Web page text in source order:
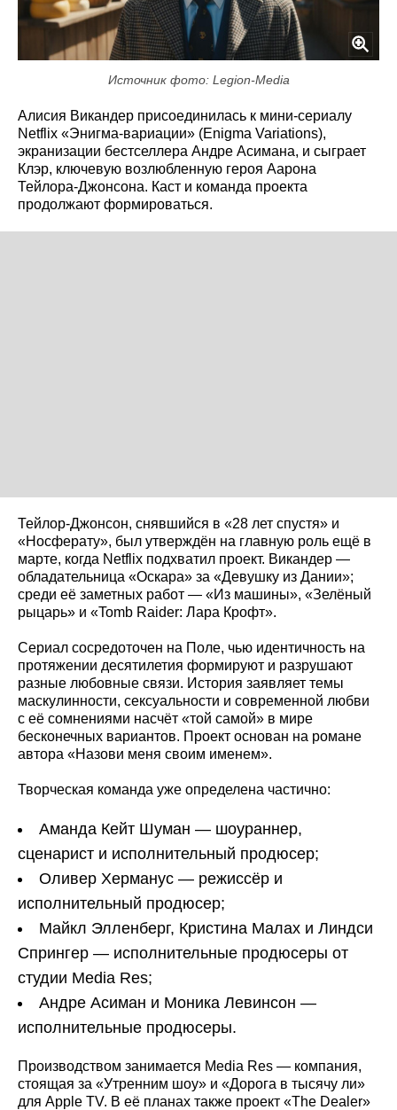
Источник фото: Legion-Media
Алисия Викандер присоединилась к мини‑сериалу
Netflix «Энигма-вариации» (Enigma Variations),
экранизации бестселлера Андре Асимана, и сыграет
Клэр, ключевую возлюбленную героя Аарона
Тейлора‑Джонсона. Каст и команда проекта
продолжают формироваться.
Тейлор‑Джонсон, снявшийся в «28 лет спустя» и
«Носферату», был утверждён на главную роль ещё в
марте, когда Netflix подхватил проект. Викандер —
обладательница «Оскара» за «Девушку из Дании»;
среди её заметных работ — «Из машины», «Зелёный
рыцарь» и «Tomb Raider: Лара Крофт».
Сериал сосредоточен на Поле, чью идентичность на
протяжении десятилетия формируют и разрушают
разные любовные связи. История заявляет темы
маскулинности, сексуальности и современной любви
с её сомнениями насчёт «той самой» в мире
бесконечных вариантов. Проект основан на романе
автора «Назови меня своим именем».
Творческая команда уже определена частично:
Аманда Кейт Шуман — шоураннер,
сценарист и исполнительный продюсер;
Оливер Херманус — режиссёр и
исполнительный продюсер;
Майкл Элленберг, Кристина Малах и Линдси
Спрингер — исполнительные продюсеры от
студии Media Res;
Андре Асиман и Моника Левинсон —
исполнительные продюсеры.
Производством занимается Media Res — компания,
стоящая за «Утренним шоу» и «Дорога в тысячу ли»
для Apple TV. В её планах также проект «The Dealer»